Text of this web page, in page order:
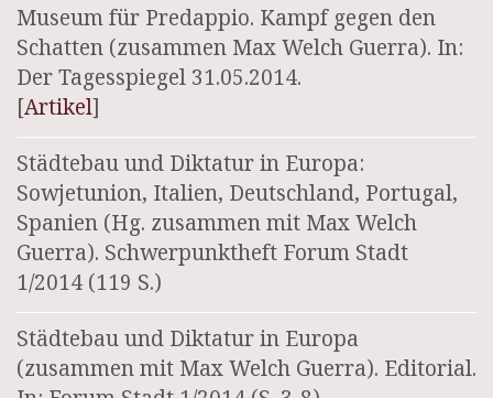
Museum für Predappio. Kampf gegen den
Schatten (zusammen Max Welch Guerra). In:
Der Tagesspiegel 31.05.2014.
[Artikel]
Städtebau und Diktatur in Europa:
Sowjetunion, Italien, Deutschland, Portugal,
Spanien (Hg. zusammen mit Max Welch
Guerra). Schwerpunktheft Forum Stadt
1/2014 (119 S.)
Städtebau und Diktatur in Europa
(zusammen mit Max Welch Guerra). Editorial.